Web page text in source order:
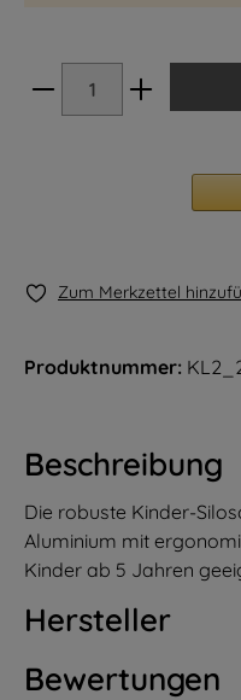
Zum Merkzettel
Produktnummer:
Beschreibung
Die robuste Kinder-
Aluminium mit
Kinder ab 5 Jahren
Hersteller
Bewertungen